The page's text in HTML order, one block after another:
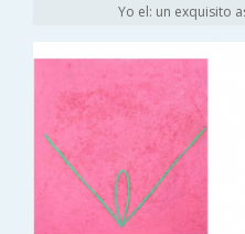
Yo el: un exquisito